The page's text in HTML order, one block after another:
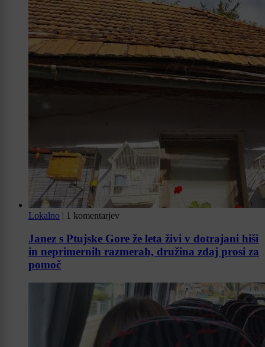
Lokalno | 1 komentarjev
Janez s Ptujske Gore že leta živi v dotrajani hiši
in neprimernih razmerah, družina zdaj prosi za
pomoč